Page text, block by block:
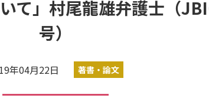
て」村尾龍雄弁護士（
号）
年04月22日 著書・論文